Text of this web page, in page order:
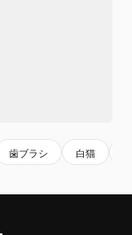
歯ブラシ 白猫